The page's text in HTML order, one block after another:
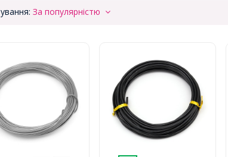
За популярністю